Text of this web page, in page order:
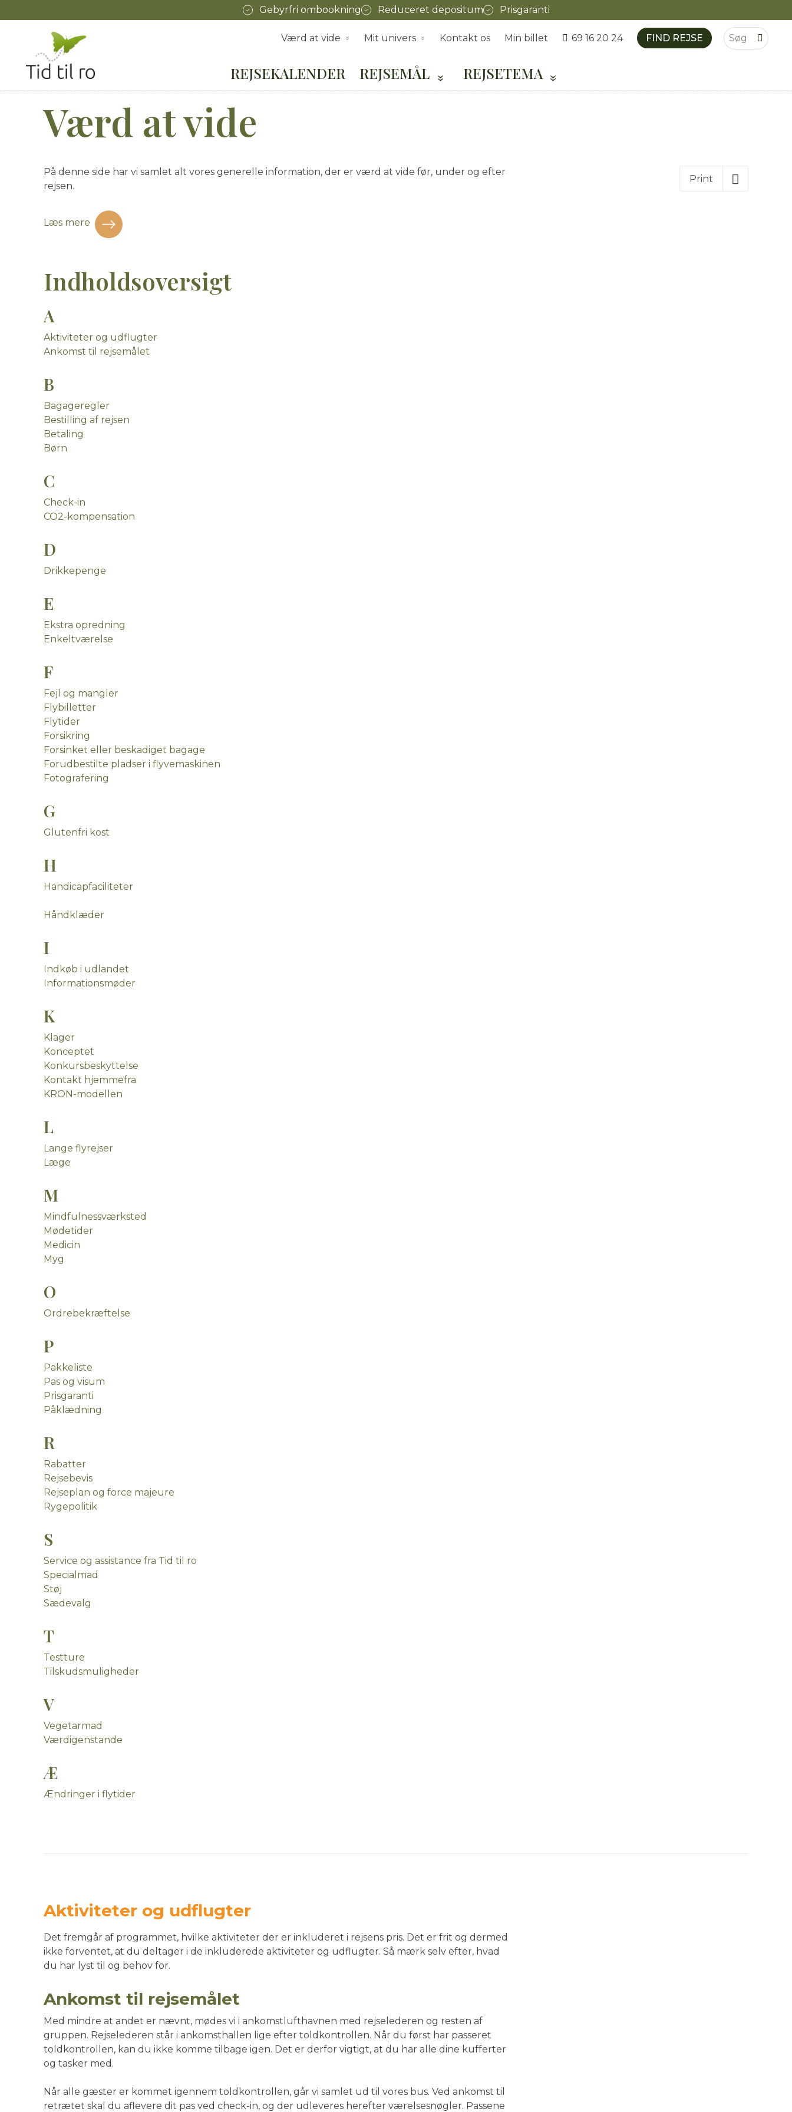
Gebyrfri ombookning Reduceret depositum Prisgaranti
Værd at vide Mit univers Kontakt os Min billet 69 16 20 24 FIND REJSE
REJSEKALENDER REJSEMÅL REJSETEMA
Værd at vide
På denne side har vi samlet alt vores generelle information, der er værd at vide før, under og efter
rejsen.
Læs mere
Print
Indholdsoversigt
A
Aktiviteter og udflugter
Ankomst til rejsemålet
B
Bagageregler
Bestilling af rejsen
Betaling
Børn
C
Check-in
CO2-kompensation
D
Drikkepenge
E
Ekstra opredning
Enkeltværelse
F
Fejl og mangler
Flybilletter
Flytider
Forsikring
Forsinket eller beskadiget bagage
Forudbestilte pladser i flyvemaskinen
Fotografering
G
Glutenfri kost
H
Handicapfaciliteter
Håndklæder
I
Indkøb i udlandet
Informationsmøder
K
Klager
Konceptet
Konkursbeskyttelse
Kontakt hjemmefra
KRON-modellen
L
Lange flyrejser
Læge
M
Mindfulnessværksted
Mødetider
Medicin
Myg
O
Ordrebekræftelse
P
Pakkeliste
Pas og visum
Prisgaranti
Påklædning
R
Rabatter
Rejsebevis
Rejseplan og force majeure
Rygepolitik
S
Service og assistance fra Tid til ro
Specialmad
Støj
Sædevalg
T
Testture
Tilskudsmuligheder
V
Vegetarmad
Værdigenstande
Æ
Ændringer i flytider
Aktiviteter og udflugter
Det fremgår af programmet, hvilke aktiviteter der er inkluderet i rejsens pris. Det er frit og dermed
ikke forventet, at du deltager i de inkluderede aktiviteter og udflugter. Så mærk selv efter, hvad
du har lyst til og behov for.
Ankomst til rejsemålet
Med mindre at andet er nævnt, mødes vi i ankomstlufthavnen med rejselederen og resten af
gruppen. Rejselederen står i ankomsthallen lige efter toldkontrollen. Når du først har passeret
toldkontrollen, kan du ikke komme tilbage igen. Det er derfor vigtigt, at du har alle dine kufferter
og tasker med.
Når alle gæster er kommet igennem toldkontrollen, går vi samlet ud til vores bus. Ved ankomst til
retrætet skal du aflevere dit pas ved check-in, og der udleveres herefter værelsesnøgler. Passene